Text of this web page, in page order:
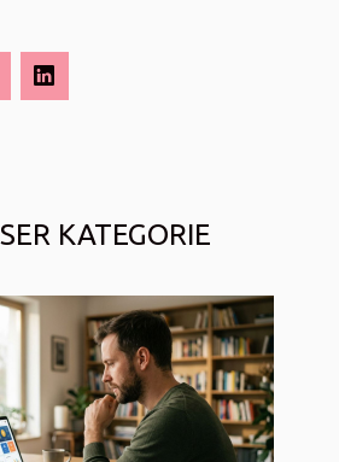
KATEGORIE